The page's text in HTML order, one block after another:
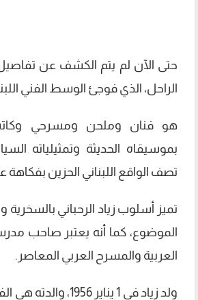
حتى الآن لم يتم الكشف عن
الراحل، الذي فوجئ الوسط الفني
هو فنان وملحن ومسرحي
بموسيقاه الحديثة وتمثيلياته
تصف الواقع اللبناني الحزين بفكاهة
تميز أسلوب زياد الرحباني
الموضوع، كما أنه يعتبر صاحب
العربية والمسرح العربي المعاصر.
ولد زياد في 1 يناير